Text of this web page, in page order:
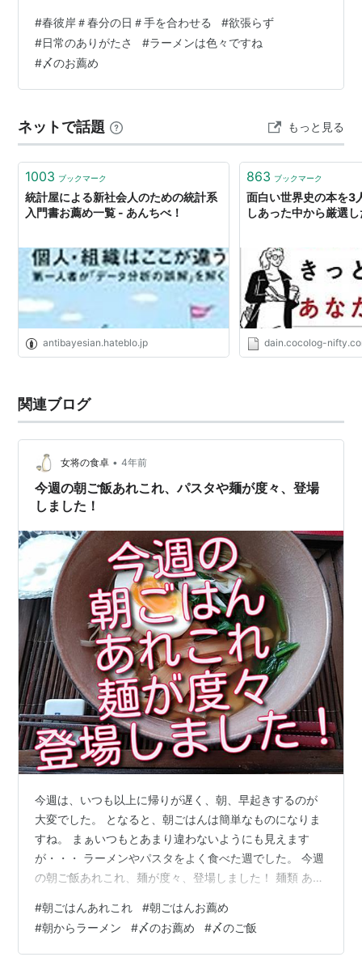
#春彼岸＃春分の日＃手を合わせる #欲張らず
#日常のありがたさ #ラーメンは色々ですね
#〆のお薦め
ネットで話題 もっと見る
1003 ブックマーク
統計屋による新社会人のための統計系
入門書お薦め一覧 - あんちべ！
antibayesian.hateblo.jp
863 ブックマーク
面白い世界史の本を3
しあった中から厳選
dain.cocolog-
関連ブログ
女将の食卓 • 4年前
今週の朝ご飯あれこれ、パスタや麺が度々、登場
しました！
今週は、いつも以上に帰りが遅く、朝、早起きするのが
大変でした。 となると、朝ごはんは簡単なものになりま
すね。 まぁいつもとあまり違わないようにも見えます
が・・・ ラーメンやパスタをよく食べた週でした。 今週
の朝ご飯あれこれ、麺が度々、登場しました！ 麺類 あん
ラムチャウダーパスタ ご飯 〆のリゾット パン キナミの
パン宅配便のパン 今週の朝ご飯あれこれ、麺が度々、登
#朝ごはんあれこれ #朝ごはんお薦め
#朝からラーメン #〆のお薦め #〆のご飯